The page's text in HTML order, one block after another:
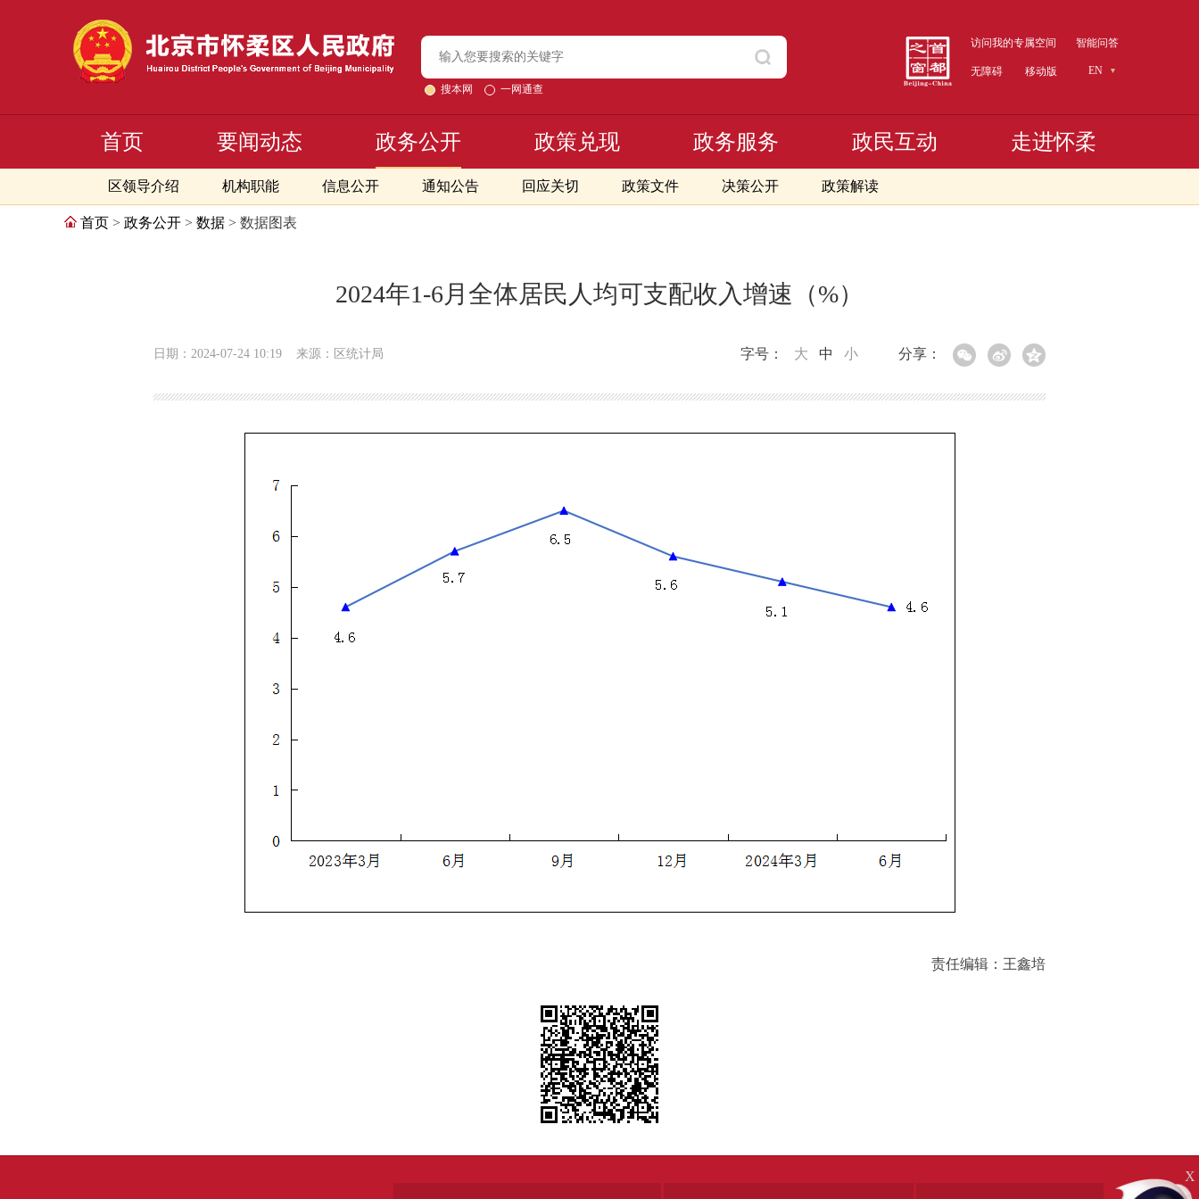
搜本网 一网通查
访问我的专属空间 智能问答
无障碍 移动版 EN
首页 要闻动态 政务公开
区领导介绍 机构职能 信息公开 通知公告 回应关切 政策文件 决策公开 政策解读
政策兑现 政务服务 政民互动 走进怀柔
首页 > 政务公开 > 数据 > 数据图表
2024年1-6月全体居民人均可支配收入增速（%）
日期：2024-07-24 10:19 来源：区统计局 分享：
字号： 大 中 小
责任编辑：王鑫培
X